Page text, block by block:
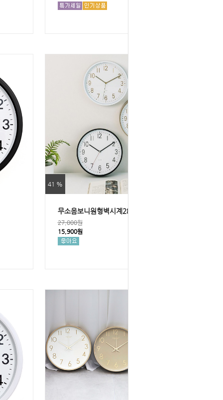
41 %
무소음보니원형벽시계280
27,000원
15,900원